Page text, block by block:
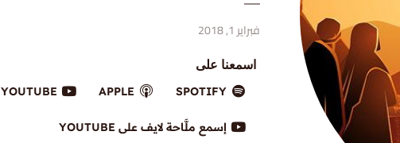
فبراير 1, 2018
اسمعنا على
SPOTIFY
APPLE
YOUTUBE
إسمع ملَّاحة لايف على YOUTUBE